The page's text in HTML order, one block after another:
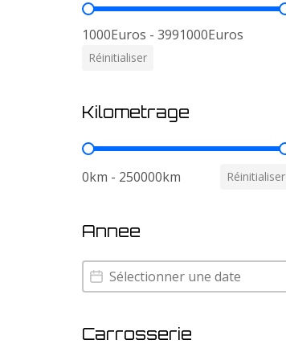
Prix
1000Euros - 3991000Euros
Réinitialiser
Kilometrage
Kilometrage
0km - 250000km Réinitialiser
Annee
Annee
Annee
Carrosserie